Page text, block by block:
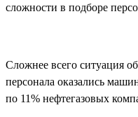
сложности в подборе
Сложнее всего ситуация
персонала оказались
по 11% нефтегазовых